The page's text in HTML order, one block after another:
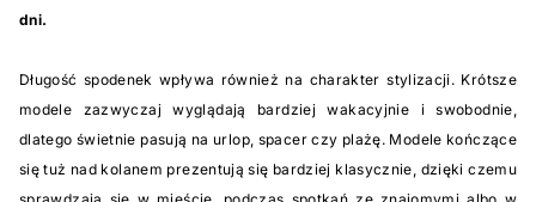
dni.
Długość spodenek wpływa również na charakter stylizacji. Krótsze
modele zazwyczaj wyglądają bardziej wakacyjnie i swobodnie,
dlatego świetnie pasują na urlop, spacer czy plażę. Modele kończące
się tuż nad kolanem prezentują się bardziej klasycznie, dzięki czemu